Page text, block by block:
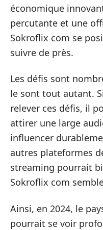
économique
percutante et une
Sokroflix com se
suivre de près.
Les défis sont
le sont tout autant.
relever ces défis, il
attirer une large
influencer
autres plateformes
streaming pourrait
Sokroflix com
Ainsi, en 2024, le
pourrait se voir